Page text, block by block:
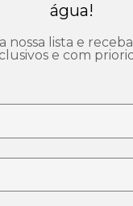
água!
nossa lista e
e com